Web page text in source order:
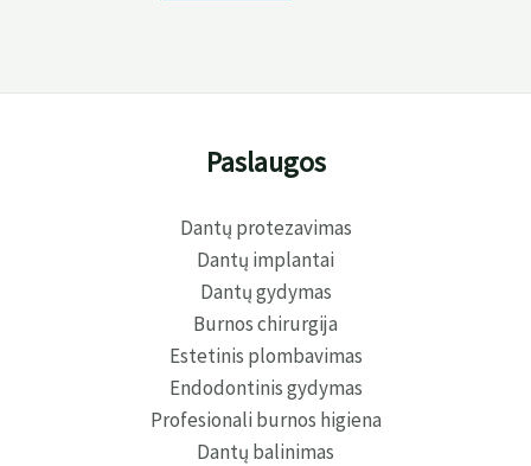
Paslaugos
Dantų protezavimas
Dantų implantai
Dantų gydymas
Burnos chirurgija
Estetinis plombavimas
Endodontinis gydymas
Profesionali burnos higiena
Dantų balinimas